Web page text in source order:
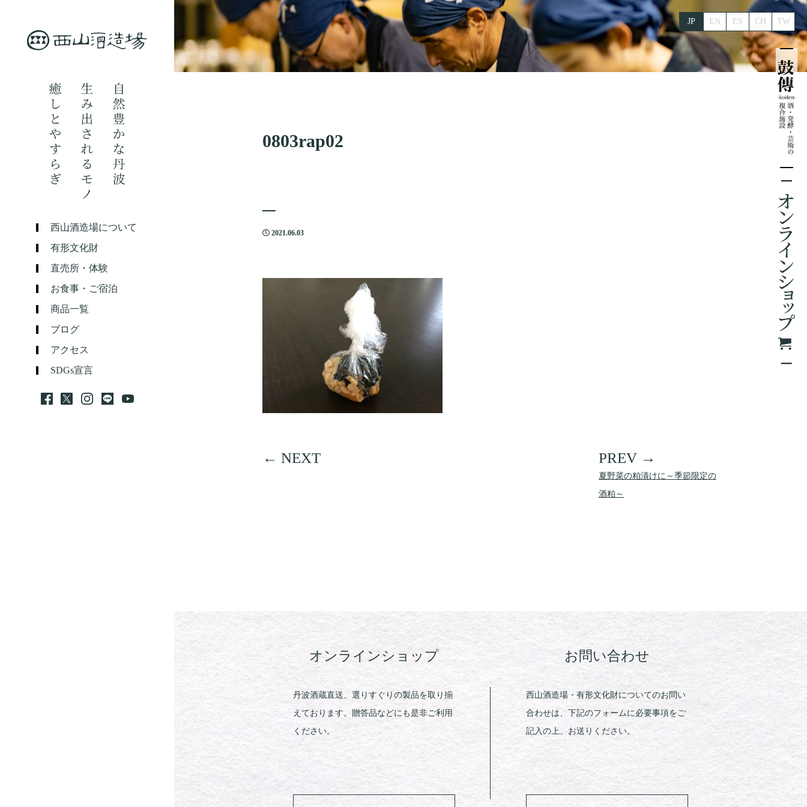
西山酒造場について
有形文化財
直売所・体験
お食事・ご宿泊
商品一覧
ブログ
アクセス
SDGs宣言
EN ES
JP CH TW
0803rap02
2021.06.03
夏野菜の粕漬けに～季節限定の
酒粕～
オンラインショップ
丹波酒蔵直送、選りすぐりの製品を取り揃
えております。贈答品などにも是非ご利用
ください。
お問い合わせ
西山酒造場・有形文化財についてのお問い
合わせは、下記のフォームに必要事項をご
記入の上、お送りください。